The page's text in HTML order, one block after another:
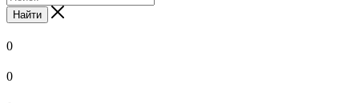
Найти
0
0